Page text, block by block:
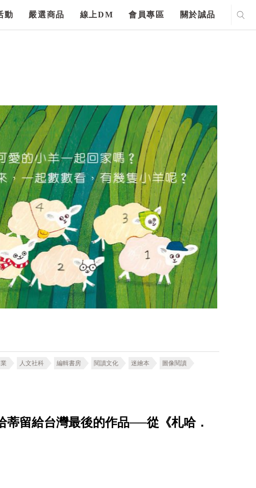
動 嚴選商品 線上DM 會員專區 關於誠品
人文社科 編輯書房 閱讀文化 迷繪本 圖像閱讀
留給台灣最後的作品──從《札哈．